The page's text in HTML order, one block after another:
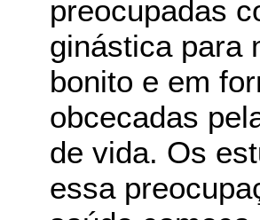
preocupadas
ginástica para
bonito e em
obcecadas
de vida. Os
essa